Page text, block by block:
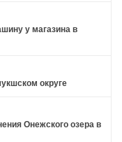
у магазина в
округе
Онежского озера в